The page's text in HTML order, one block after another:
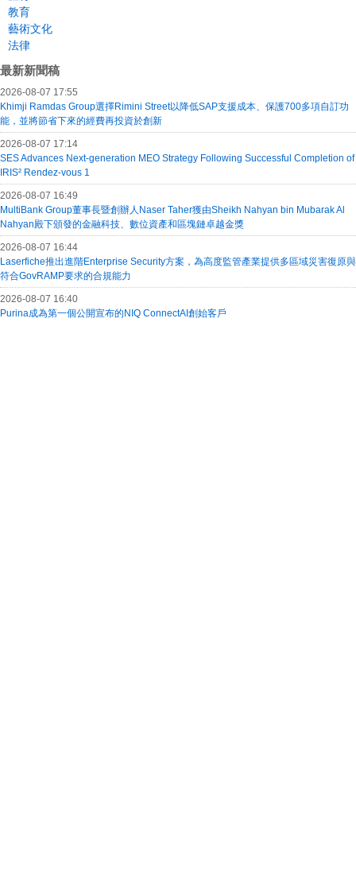
教育
藝術文化
法律
最新新聞稿
2026-08-07 17:55
Khimji Ramdas Group選擇Rimini Street以降低SAP支援成本、保護700多項自訂功
能，並將節省下來的經費再投資於創新
2026-08-07 17:14
SES Advances Next-generation MEO Strategy Following Successful Completion of
IRIS² Rendez-vous 1
2026-08-07 16:49
MultiBank Group董事長暨創辦人Naser Taher獲由Sheikh Nahyan bin Mubarak Al
Nahyan殿下頒發的金融科技、數位資產和區塊鏈卓越金獎
2026-08-07 16:44
Laserfiche推出進階Enterprise Security方案，為高度監管產業提供多區域災害復原與
符合GovRAMP要求的合規能力
2026-08-07 16:40
Purina成為第一個公開宣布的NIQ ConnectAI創始客戶